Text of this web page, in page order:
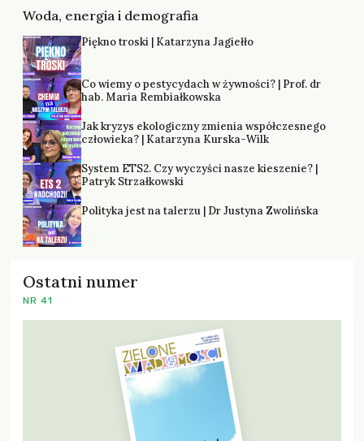
Woda, energia i demografia
Piękno troski | Katarzyna Jagiełło
Co wiemy o pestycydach w żywności? | Prof. dr
hab. Maria Rembiałkowska
Jak kryzys ekologiczny zmienia współczesnego
człowieka? | Katarzyna Kurska-Wilk
System ETS2. Czy wyczyści nasze kieszenie? |
Patryk Strzałkowski
Polityka jest na talerzu | Dr Justyna Zwolińska
Ostatni numer
NR 41